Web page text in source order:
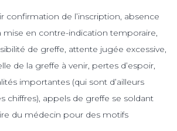
confirmation de l’inscription, absence
mise en contre-indication temporaire,
de greffe, attente jugée excessive,
de la greffe à venir, pertes d’espoir,
importantes (qui sont d’ailleurs
chiffres), appels de greffe se soldant
du médecin pour des motifs